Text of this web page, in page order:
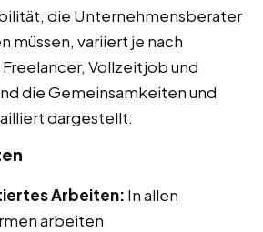
die Unternehmensberater
müssen, variiert je nach
Vollzeitjob und
die Gemeinsamkeiten und
dargestellt:
Arbeiten: In allen
arbeiten